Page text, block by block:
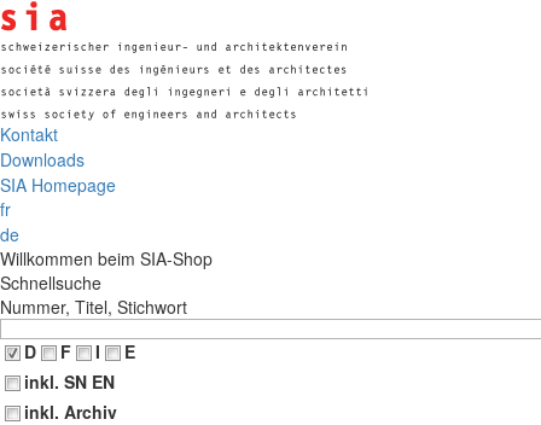
Kontakt
Downloads
SIA Homepage
fr
de
Willkommen beim SIA-Shop
Schnellsuche
Nummer, Titel, Stichwort
D
F I
E
inkl. SN EN
inkl. Archiv